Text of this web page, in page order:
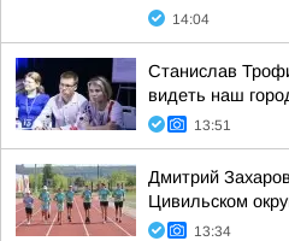
14:04
Станислав
видеть наш
13:51
Дмитрий
Цивильском
13:34